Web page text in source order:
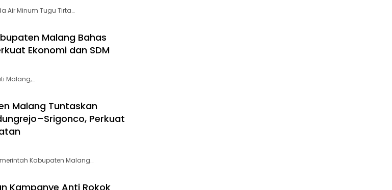
Air Minum Tugu Tirta…
Malang Bahas
Ekonomi dan SDM
Malang,…
Malang Tuntaskan
Perkuat
Kabupaten Malang…
Kampanye Anti Rokok